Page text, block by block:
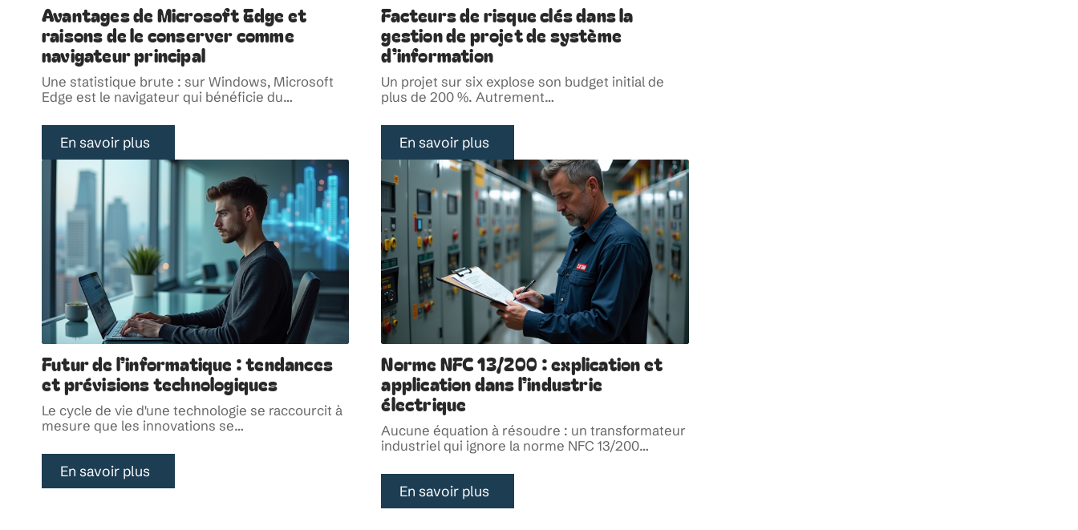
Avantages de Microsoft Edge et
raisons de le conserver comme
navigateur principal
Une statistique brute : sur Windows, Microsoft
Edge est le navigateur qui bénéficie du…
En savoir plus
Facteurs de risque clés dans la
gestion de projet de système
d’information
Un projet sur six explose son budget initial de
plus de 200 %. Autrement…
En savoir plus
Futur de l’informatique : tendances
et prévisions technologiques
Le cycle de vie d'une technologie se raccourcit à
mesure que les innovations se…
En savoir plus
Norme NFC 13/200 : explication et
application dans l’industrie
électrique
Aucune équation à résoudre : un transformateur
industriel qui ignore la norme NFC 13/200…
En savoir plus